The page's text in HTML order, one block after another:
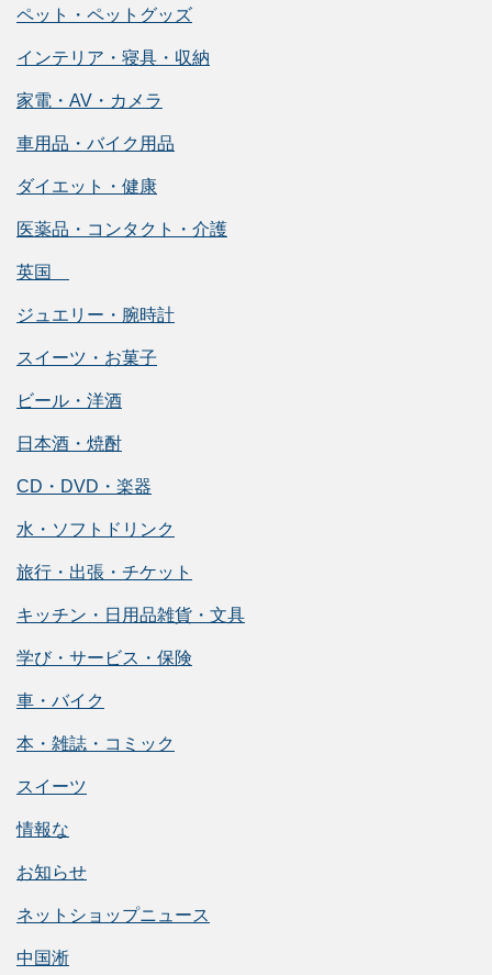
ペット・ペットグッズ
インテリア・寝具・収納
家電・AV・カメラ
車用品・バイク用品
ダイエット・健康
医薬品・コンタクト・介護
英国
ジュエリー・腕時計
スイーツ・お菓子
ビール・洋酒
日本酒・焼酎
CD・DVD・楽器
水・ソフトドリンク
旅行・出張・チケット
キッチン・日用品雑貨・文具
学び・サービス・保険
車・バイク
本・雑誌・コミック
スイーツ
情報な
お知らせ
ネットショップニュース
中国淅